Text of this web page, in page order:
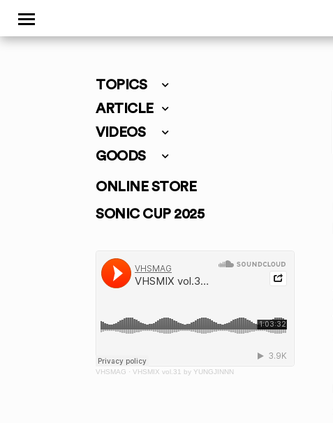
TOPICS
ARTICLE
VIDEOS
GOODS
ONLINE STORE
SONIC CUP 2025
VHSMAG · VHSMIX vol.31 by YUNGJINNN